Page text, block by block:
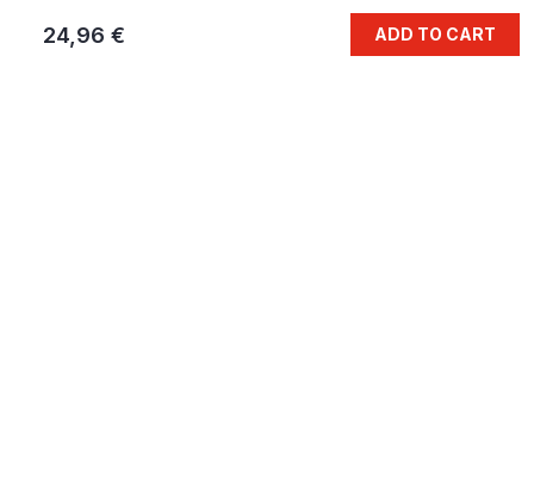
24,96 € ADD TO CART